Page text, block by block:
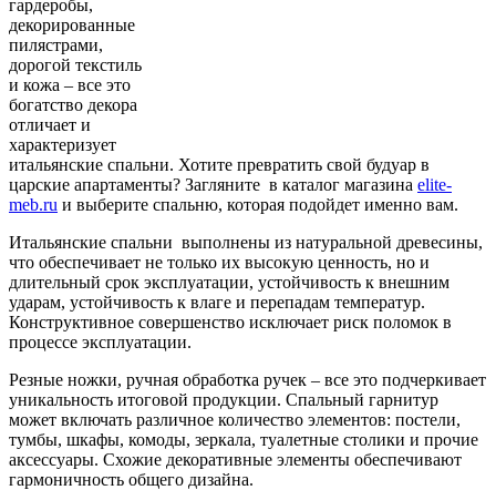
гардеробы,
декорированные
пилястрами,
дорогой текстиль
и кожа – все это
богатство декора
отличает и
характеризует
итальянские спальни. Хотите превратить свой будуар в
царские апартаменты? Загляните в каталог магазина elite-
meb.ru и выберите спальню, которая подойдет именно вам.
Итальянские спальни выполнены из натуральной древесины,
что обеспечивает не только их высокую ценность, но и
длительный срок эксплуатации, устойчивость к внешним
ударам, устойчивость к влаге и перепадам температур.
Конструктивное совершенство исключает риск поломок в
процессе эксплуатации.
Резные ножки, ручная обработка ручек – все это подчеркивает
уникальность итоговой продукции. Спальный гарнитур
может включать различное количество элементов: постели,
тумбы, шкафы, комоды, зеркала, туалетные столики и прочие
аксессуары. Схожие декоративные элементы обеспечивают
гармоничность общего дизайна.